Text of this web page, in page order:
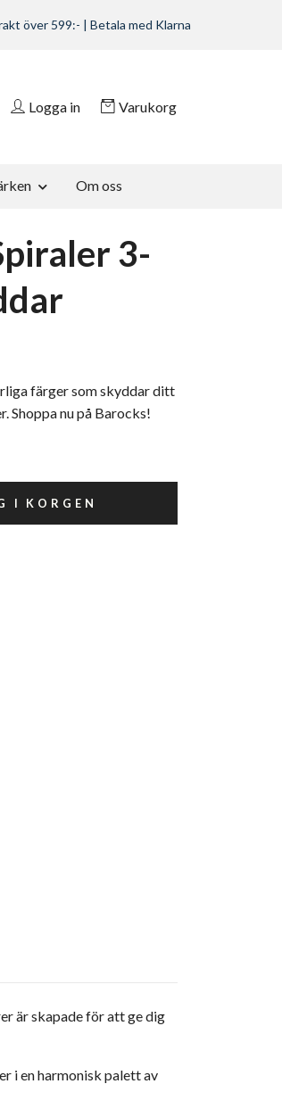
över 599:- | Betala med Klarna
Logga in Varukorg
Om oss
3-
färger som skyddar ditt
Shoppa nu på Barocks!
I KORGEN
är skapade för att ge dig
i en harmonisk palett av